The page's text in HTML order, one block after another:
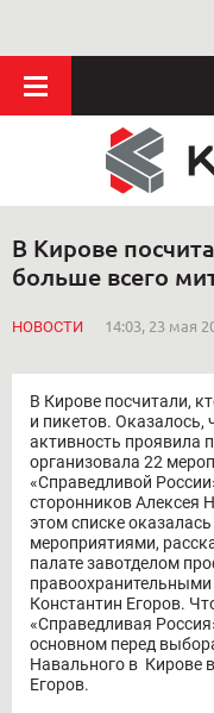
В Кирове
больше всего
НОВОСТИ 14:03, 23 мая
В Кирове посчитали,
и пикетов.
активность проявила
организовала 22
«Справедливой
сторонников Алексея
этом списке
мероприятиями,
палате завотделом
Константин Егоров.
«Справедливая
основном перед
Навального в Кирове
Егоров.